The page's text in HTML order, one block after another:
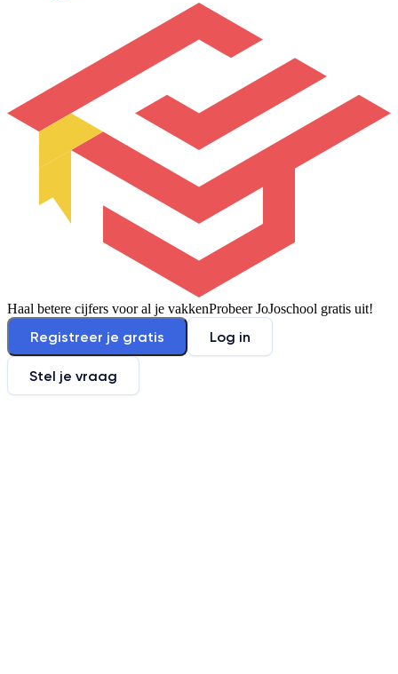
Haal betere cijfers voor al je vakkenProbeer JoJoschool gratis uit!
Registreer je gratis Log in
Stel je vraag